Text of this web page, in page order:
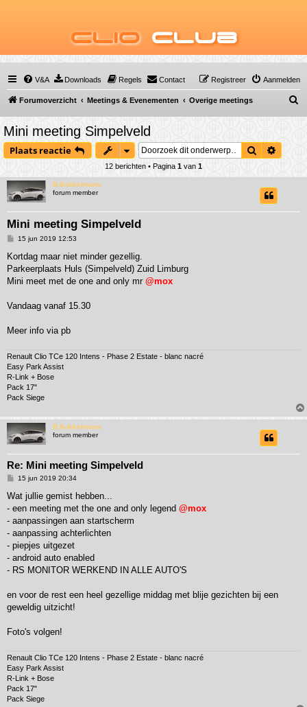
Clio Club
V&A Downloads Regels Contact Aanmelden
Registreer
Forumoverzicht Meetings & Evenementen Overige meetings
o
Mini meeting Simpelveld
Plaats reactie Zoek
12 berichten • Pagina 1 van 1
B.Kokkelmans
forum member
Mini meeting Simpelveld
B
r
c
h
15 jun 2019 12:53
Kortdag maar niet minder gezellig.
Parkeerplaats Huls (Simpelveld) Zuid Limburg
Mini meet met de one and only mr @mox
Vandaag vanaf 15.30
Meer info via pb
Renault Clio TCe 120 Intens - Phase 2 Estate - blanc nacré
Easy Park Assist
R-Link + Bose
Pack 17"
Pack Siege
B.Kokkelmans
forum member
Re: Mini meeting Simpelveld
B
r
c
h
15 jun 2019 20:34
Wat jullie gemist hebben...
- een meeting met the one and only legend @mox
- aanpassingen aan startscherm
- aanpassing achterlichten
- piepjes uitgezet
- android auto enabled
- RS MONITOR WERKEND IN ALLE AUTO'S
en voor de rest een heel gezellige middag met blije gezichten bij een
geweldig uitzicht!
Foto's volgen!
Renault Clio TCe 120 Intens - Phase 2 Estate - blanc nacré
Easy Park Assist
R-Link + Bose
Pack 17"
Pack Siege